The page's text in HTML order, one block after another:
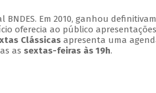
Em 2010, ganhou
oferecia ao público
Clássicasapresenta uma
as sextas-feiras às 19h.